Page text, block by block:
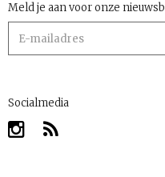
Meld je aan voor onze
Socialmedia